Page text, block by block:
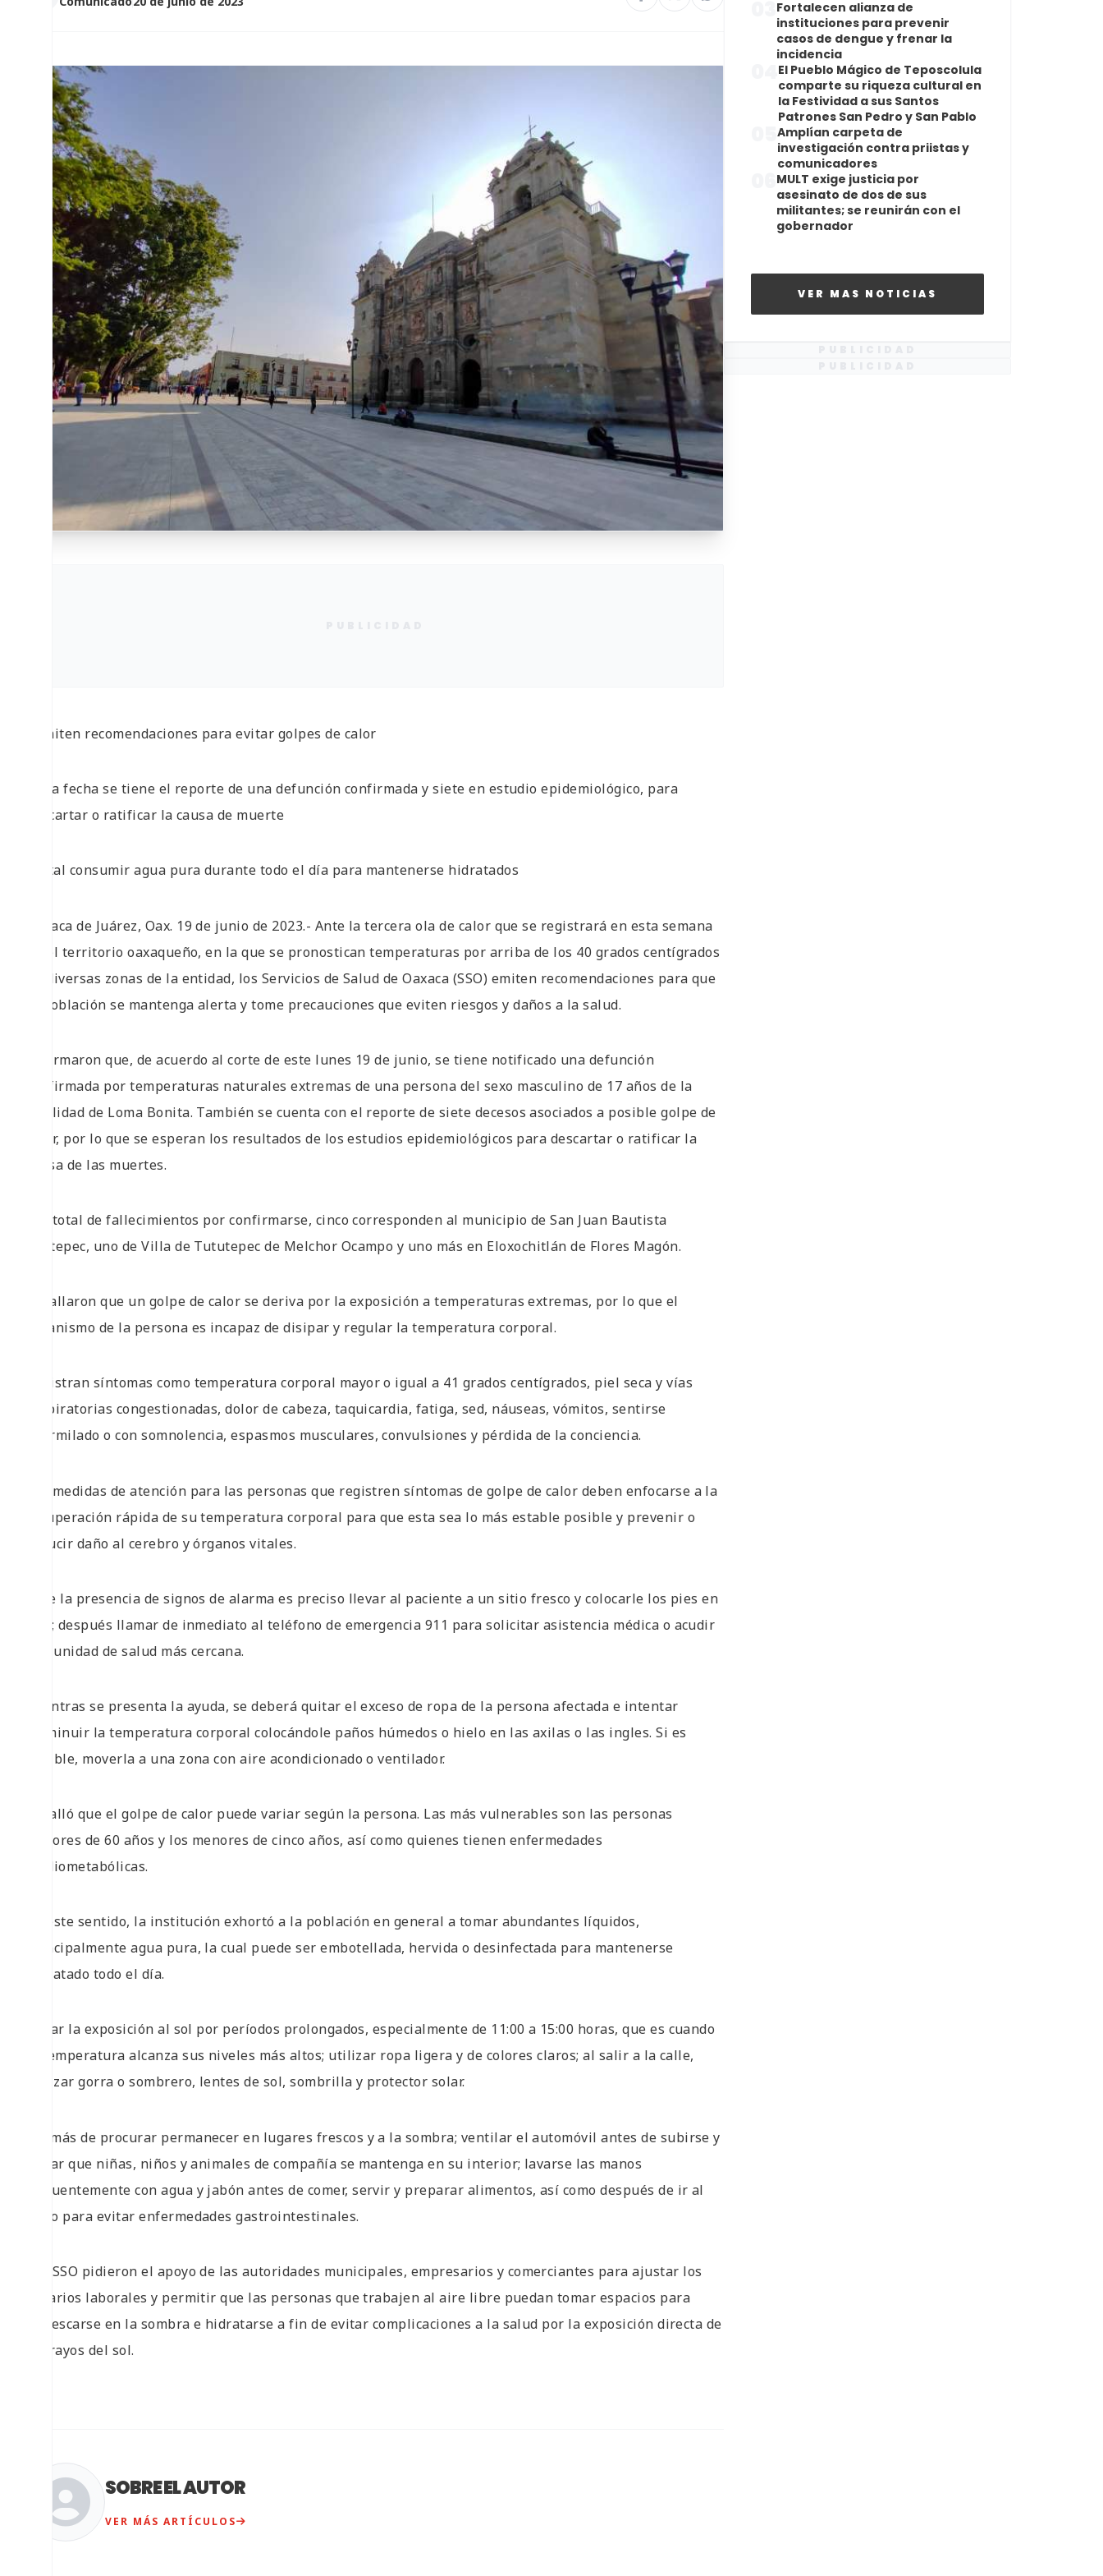
• Emiten recomendaciones para evitar golpes de calor
• A la fecha se tiene el reporte de una defunción confirmada y siete en estudio epidemiológico, para
descartar o ratificar la causa de muerte
• Vital consumir agua pura durante todo el día para mantenerse hidratados
Oaxaca de Juárez, Oax. 19 de junio de 2023.- Ante la tercera ola de calor que se registrará en esta semana
en el territorio oaxaqueño, en la que se pronostican temperaturas por arriba de los 40 grados centígrados
en diversas zonas de la entidad, los Servicios de Salud de Oaxaca (SSO) emiten recomendaciones para que
la población se mantenga alerta y tome precauciones que eviten riesgos y daños a la salud.
Informaron que, de acuerdo al corte de este lunes 19 de junio, se tiene notificado una defunción
confirmada por temperaturas naturales extremas de una persona del sexo masculino de 17 años de la
localidad de Loma Bonita. También se cuenta con el reporte de siete decesos asociados a posible golpe de
calor, por lo que se esperan los resultados de los estudios epidemiológicos para descartar o ratificar la
causa de las muertes.
Del total de fallecimientos por confirmarse, cinco corresponden al municipio de San Juan Bautista
Tuxtepec, uno de Villa de Tututepec de Melchor Ocampo y uno más en Eloxochitlán de Flores Magón.
Detallaron que un golpe de calor se deriva por la exposición a temperaturas extremas, por lo que el
organismo de la persona es incapaz de disipar y regular la temperatura corporal.
Registran síntomas como temperatura corporal mayor o igual a 41 grados centígrados, piel seca y vías
respiratorias congestionadas, dolor de cabeza, taquicardia, fatiga, sed, náuseas, vómitos, sentirse
adormilado o con somnolencia, espasmos musculares, convulsiones y pérdida de la conciencia.
Las medidas de atención para las personas que registren síntomas de golpe de calor deben enfocarse a la
recuperación rápida de su temperatura corporal para que esta sea lo más estable posible y prevenir o
reducir daño al cerebro y órganos vitales.
Ante la presencia de signos de alarma es preciso llevar al paciente a un sitio fresco y colocarle los pies en
alto; después llamar de inmediato al teléfono de emergencia 911 para solicitar asistencia médica o acudir
a la unidad de salud más cercana.
Mientras se presenta la ayuda, se deberá quitar el exceso de ropa de la persona afectada e intentar
disminuir la temperatura corporal colocándole paños húmedos o hielo en las axilas o las ingles. Si es
posible, moverla a una zona con aire acondicionado o ventilador.
Detalló que el golpe de calor puede variar según la persona. Las más vulnerables son las personas
mayores de 60 años y los menores de cinco años, así como quienes tienen enfermedades
cardiometabólicas.
En este sentido, la institución exhortó a la población en general a tomar abundantes líquidos,
principalmente agua pura, la cual puede ser embotellada, hervida o desinfectada para mantenerse
hidratado todo el día.
Evitar la exposición al sol por períodos prolongados, especialmente de 11:00 a 15:00 horas, que es cuando
la temperatura alcanza sus niveles más altos; utilizar ropa ligera y de colores claros; al salir a la calle,
utilizar gorra o sombrero, lentes de sol, sombrilla y protector solar.
Además de procurar permanecer en lugares frescos y a la sombra; ventilar el automóvil antes de subirse y
evitar que niñas, niños y animales de compañía se mantenga en su interior; lavarse las manos
frecuentemente con agua y jabón antes de comer, servir y preparar alimentos, así como después de ir al
baño para evitar enfermedades gastrointestinales.
Los SSO pidieron el apoyo de las autoridades municipales, empresarios y comerciantes para ajustar los
horarios laborales y permitir que las personas que trabajen al aire libre puedan tomar espacios para
refrescarse en la sombra e hidratarse a fin de evitar complicaciones a la salud por la exposición directa de
los rayos del sol.
SOBRE EL AUTOR
VER MÁS ARTÍCULOS
Fortalecen alianza de
instituciones para prevenir
casos de dengue y frenar la
incidencia
El Pueblo Mágico de Teposcolula
comparte su riqueza cultural en
la Festividad a sus Santos
Patrones San Pedro y San Pablo
Amplían carpeta de
investigación contra priistas y
comunicadores
MULT exige justicia por
asesinato de dos de sus
militantes; se reunirán con el
gobernador
VER MAS NOTICIAS